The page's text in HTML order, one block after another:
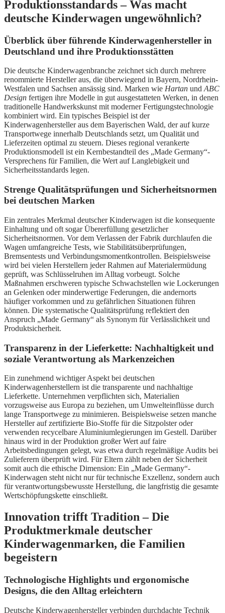
Produktionsstandards – Was macht
deutsche Kinderwagen ungewöhnlich?
Überblick über führende Kinderwagenhersteller in
Deutschland und ihre Produktionsstätten
Die deutsche Kinderwagenbranche zeichnet sich durch mehrere
renommierte Hersteller aus, die überwiegend in Bayern, Nordrhein-
Westfalen und Sachsen ansässig sind. Marken wie Hartan und ABC
Design fertigen ihre Modelle in gut ausgestatteten Werken, in denen
traditionelle Handwerkskunst mit moderner Fertigungstechnologie
kombiniert wird. Ein typisches Beispiel ist der
Kinderwagenhersteller aus dem Bayerischen Wald, der auf kurze
Transportwege innerhalb Deutschlands setzt, um Qualität und
Lieferzeiten optimal zu steuern. Dieses regional verankerte
Produktionsmodell ist ein Kernbestandteil des „Made Germany“-
Versprechens für Familien, die Wert auf Langlebigkeit und
Sicherheitsstandards legen.
Strenge Qualitätsprüfungen und Sicherheitsnormen
bei deutschen Marken
Ein zentrales Merkmal deutscher Kinderwagen ist die konsequente
Einhaltung und oft sogar Übererfüllung gesetzlicher
Sicherheitsnormen. Vor dem Verlassen der Fabrik durchlaufen die
Wagen umfangreiche Tests, wie Stabilitätsüberprüfungen,
Bremsentests und Verbindungsmomentkontrollen. Beispielsweise
wird bei vielen Herstellern jeder Rahmen auf Materialermüdung
geprüft, was Schlüsselruhen im Alltag vorbeugt. Solche
Maßnahmen erschweren typische Schwachstellen wie Lockerungen
an Gelenken oder minderwertige Federungen, die andernorts
häufiger vorkommen und zu gefährlichen Situationen führen
können. Die systematische Qualitätsprüfung reflektiert den
Anspruch „Made Germany“ als Synonym für Verlässlichkeit und
Produktsicherheit.
Transparenz in der Lieferkette: Nachhaltigkeit und
soziale Verantwortung als Markenzeichen
Ein zunehmend wichtiger Aspekt bei deutschen
Kinderwagenherstellern ist die transparente und nachhaltige
Lieferkette. Unternehmen verpflichten sich, Materialien
vorzugsweise aus Europa zu beziehen, um Umwelteinflüsse durch
lange Transportwege zu minimieren. Beispielsweise setzen manche
Hersteller auf zertifizierte Bio-Stoffe für die Sitzpolster oder
verwenden recycelbare Aluminiumlegierungen im Gestell. Darüber
hinaus wird in der Produktion großer Wert auf faire
Arbeitsbedingungen gelegt, was etwa durch regelmäßige Audits bei
Zulieferern überprüft wird. Für Eltern zählt neben der Sicherheit
somit auch die ethische Dimension: Ein „Made Germany“-
Kinderwagen steht nicht nur für technische Exzellenz, sondern auch
für verantwortungsbewusste Herstellung, die langfristig die gesamte
Wertschöpfungskette einschließt.
Innovation trifft Tradition – Die
Produktmerkmale deutscher
Kinderwagenmarken, die Familien
begeistern
Technologische Highlights und ergonomische
Designs, die den Alltag erleichtern
Deutsche Kinderwagenhersteller verbinden durchdachte Technik